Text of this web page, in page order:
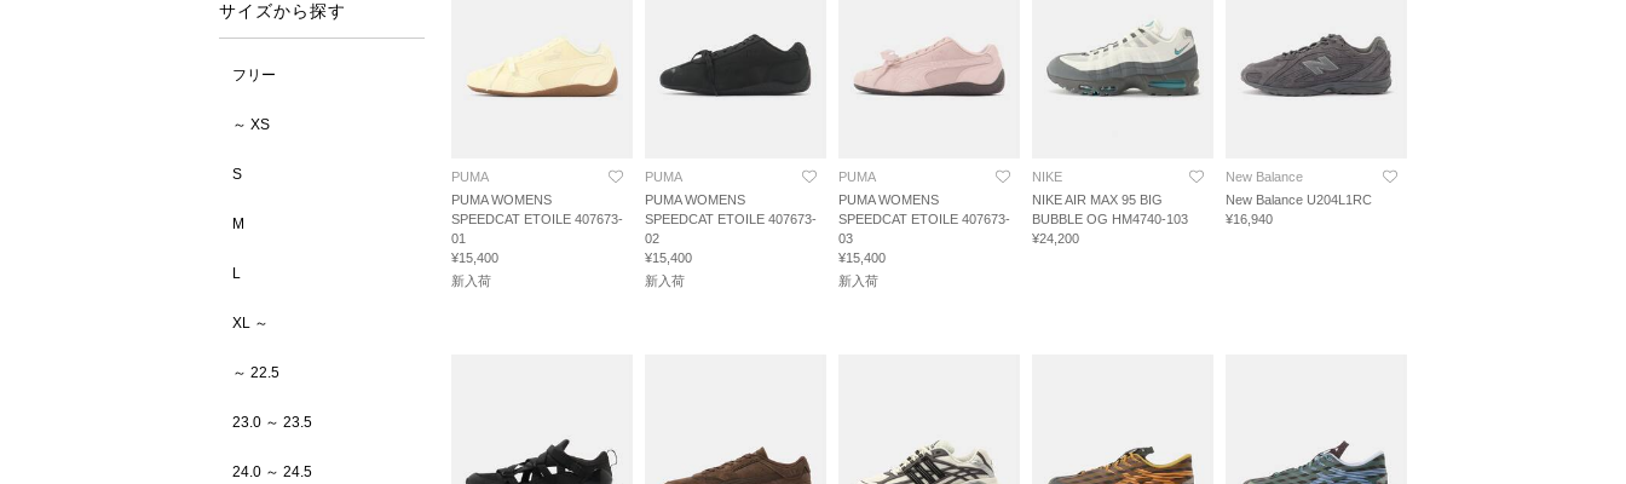
サイズから探す
フリー
～ XS
S
M
L
XL ～
～ 22.5
23.0 ～ 23.5
24.0 ～ 24.5
PUMA
PUMA WOMENS
SPEEDCAT ETOILE 407673-
01
¥15,400
新入荷
PUMA
PUMA WOMENS
SPEEDCAT ETOILE 407673-
02
¥15,400
新入荷
PUMA
PUMA WOMENS
SPEEDCAT ETOILE 407673-
03
¥15,400
新入荷
NIKE
NIKE AIR MAX 95 BIG
BUBBLE OG HM4740-103
¥24,200
New Balance
New Balance U204L1RC
¥16,940